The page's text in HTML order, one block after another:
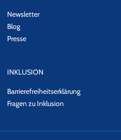
Newsletter
Blog
Presse
INKLUSION
Barrierefreiheitserklärung
Fragen zu Inklusion